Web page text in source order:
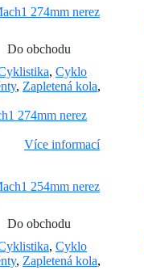
Do obchodu
, Cyklo
, Zapletená kola,
274mm nerez
Více informací
Do obchodu
, Cyklo
, Zapletená kola,